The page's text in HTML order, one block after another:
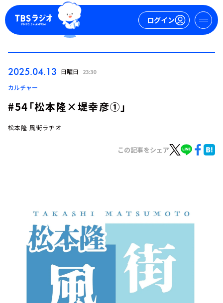
ログイン
TBS Podcast
お知らせ
イベント・グッズ
YouTube
会社情報
2025.04.13 日曜日 23:30
カルチャー
#54「松本隆×堤幸彦①」
松本隆 風街ラヂオ
この記事をシェア